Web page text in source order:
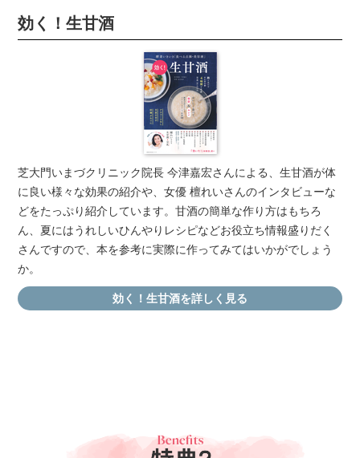
効く！生甘酒
芝大門いまづクリニック院長 今津嘉宏さんによる、生甘酒が体
に良い様々な効果の紹介や、女優 檀れいさんのインタビューな
どをたっぷり紹介しています。甘酒の簡単な作り方はもちろ
ん、夏にはうれしいひんやりレシピなどお役立ち情報盛りだく
さんですので、本を参考に実際に作ってみてはいかがでしょう
か。
効く！生甘酒を詳しく見る